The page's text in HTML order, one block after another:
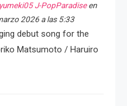
yumeki05 J-PopParadiseen
2026 a las 5:33
debut song for the
Matsumoto / Haruiro